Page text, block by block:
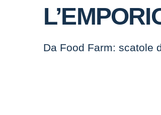
Da Food Farm: scatole